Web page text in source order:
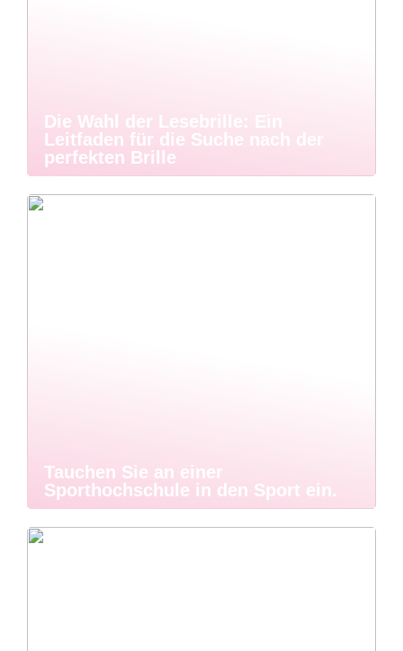
Die Wahl der Lesebrille: Ein
Leitfaden für die Suche nach der
perfekten Brille
Tauchen Sie an einer
Sporthochschule in den Sport ein.